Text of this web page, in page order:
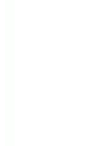
detaylı
yardımcı olacak bilgiler
Legacy Sare